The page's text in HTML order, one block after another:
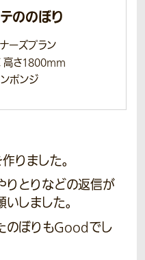
ののぼり
ーズプラン
高さ1800mm
ポンジ
りました。
りとりなどの返信が
しました。
のぼりもGoodでし